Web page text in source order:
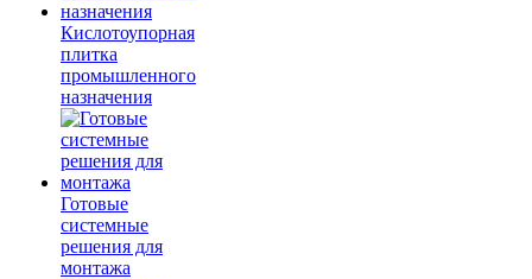
Кислотоупорная
плитка
промышленного
назначения
Готовые
системные
решения для
монтажа